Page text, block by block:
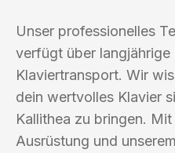
Unser professionelles
verfügt über langjährige
Klaviertransport. Wir
dein wertvolles Klavier
Kallithea zu bringen.
Ausrüstung und